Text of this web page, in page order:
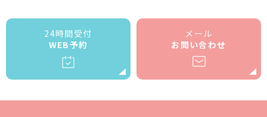
24時間受付
WEB予約
メール
お問い合わせ